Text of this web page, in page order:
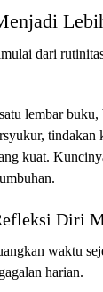
dari
lembar
kuat.
Diri
waktu
harian.